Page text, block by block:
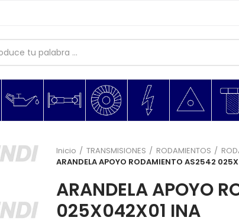
Inicio TRANSMISIONES RODAMIENTOS
ARANDELA APOYO RODAMIENTO AS2542
ARANDELA APOYO
025X042X01 INA